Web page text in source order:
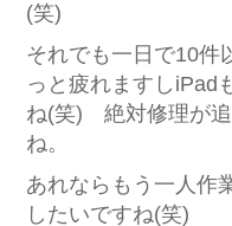
(笑)
それでも一日で10件
っと疲れますしiPad
ね(笑) 絶対修理が追
ね。
あれならもう一人作
したいですね(笑)